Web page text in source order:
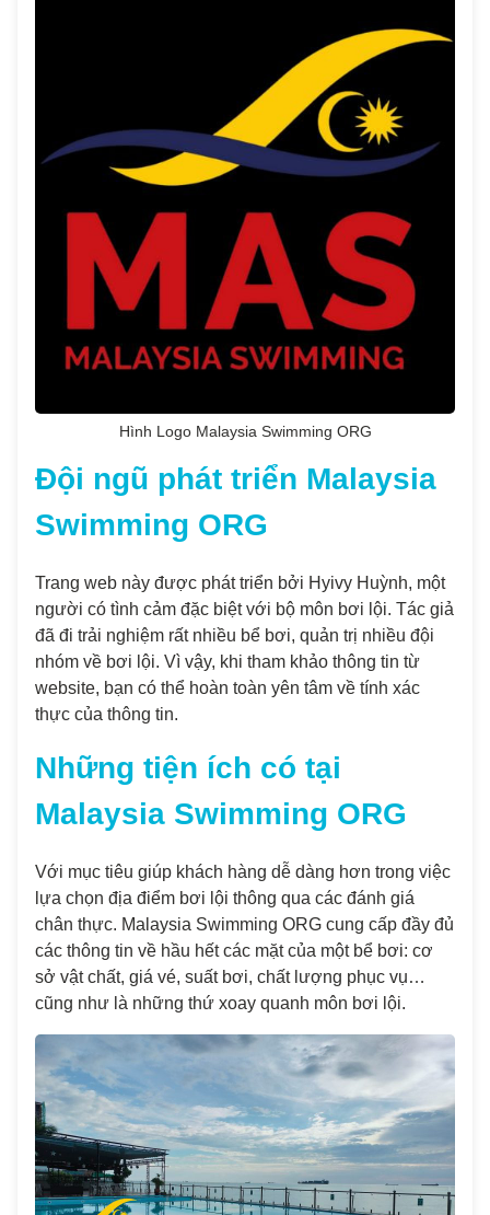
Hình Logo Malaysia Swimming ORG
Đội ngũ phát triển Malaysia
Swimming ORG
Trang web này được phát triển bởi Hyivy Huỳnh, một
người có tình cảm đặc biệt với bộ môn bơi lội. Tác giả
đã đi trải nghiệm rất nhiều bể bơi, quản trị nhiều đội
nhóm về bơi lội. Vì vậy, khi tham khảo thông tin từ
website, bạn có thể hoàn toàn yên tâm về tính xác
thực của thông tin.
Những tiện ích có tại
Malaysia Swimming ORG
Với mục tiêu giúp khách hàng dễ dàng hơn trong việc
lựa chọn địa điểm bơi lội thông qua các đánh giá
chân thực. Malaysia Swimming ORG cung cấp đầy đủ
các thông tin về hầu hết các mặt của một bể bơi: cơ
sở vật chất, giá vé, suất bơi, chất lượng phục vụ…
cũng như là những thứ xoay quanh môn bơi lội.